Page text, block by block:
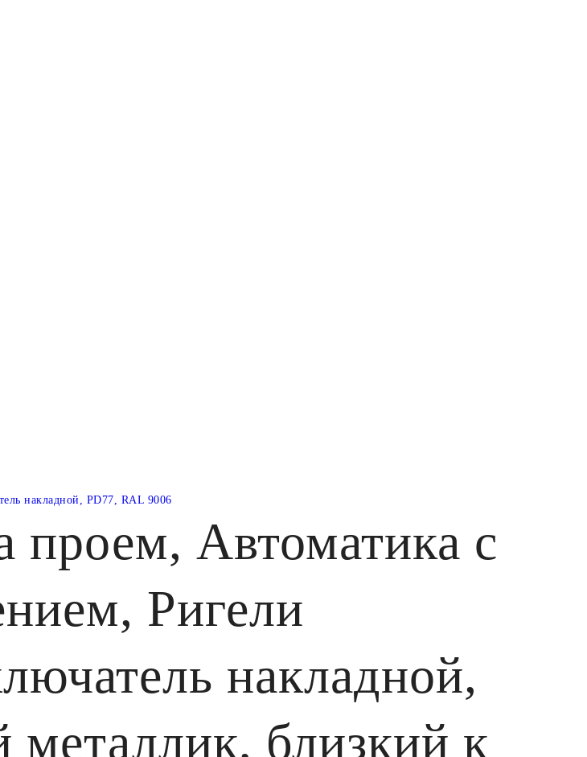
накладной, PD77, RAL 9006
Автоматика с
Ригели
накладной,
близкий к